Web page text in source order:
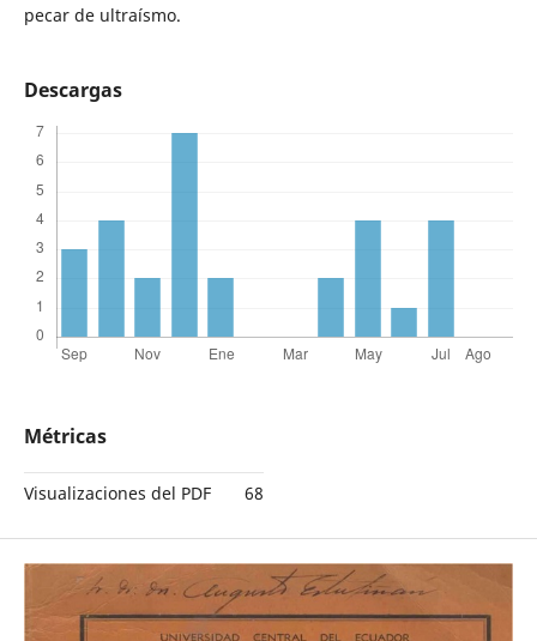
pecar de ultraísmo.
Descargas
Métricas
Visualizaciones del PDF 68